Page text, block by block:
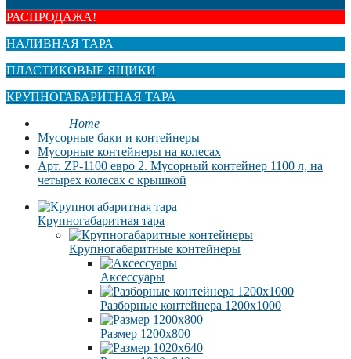
РАСПРОДАЖА!
НАЛИВНАЯ ТАРА
ПЛАСТИКОВЫЕ ЯЩИКИ
КРУПНОГАБАРИТНАЯ ТАРА
Home
Мусорные баки и контейнеры
Мусорные контейнеры на колесах
Арт. ZP-1100 евро 2. Мусорный контейнер 1100 л, на
четырех колесах с крышкой
Крупногабаритная тара
Крупногабаритные контейнеры
Аксессуары
Разборные контейнера 1200х1000
Размер 1200х800